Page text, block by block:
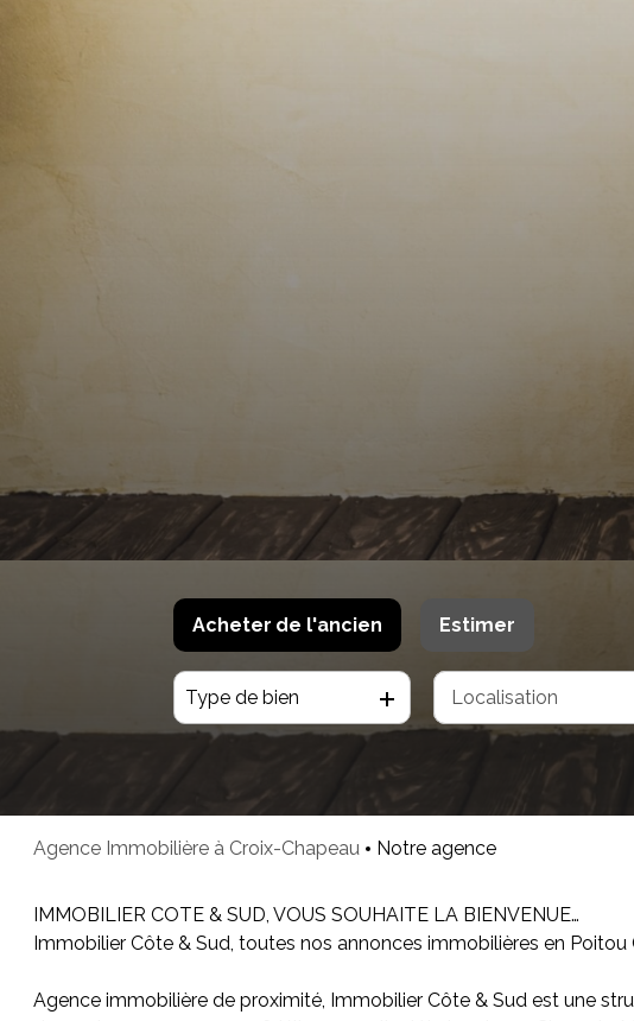
Acheter de l'ancien
De l'ancien
De l'immo pro
Estimer
Type de bien
Agence Immobilière à Croix-Chapeau Notre agence
IMMOBILIER COTE & SUD, VOUS SOUHAITE LA BIENVENUE…
Immobilier Côte & Sud, toutes nos annonces immobilières en Poitou
Agence immobilière de proximité, Immobilier Côte & Sud est une